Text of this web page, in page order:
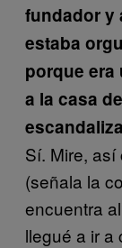
fundador y
estaba
porque era
a la casa
Sí. Mire,
(señala la
encuentra
llegué a ir a